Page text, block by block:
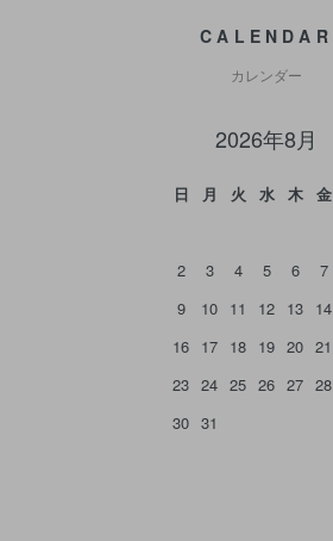
CALENDAR
カレンダー
2026年8月
日 月 火 水 木 金
2
3 4 5 6 7
9
10 11 12 13 14
16 17 18 19 20 21
23 24 25 26 27 28
30 31